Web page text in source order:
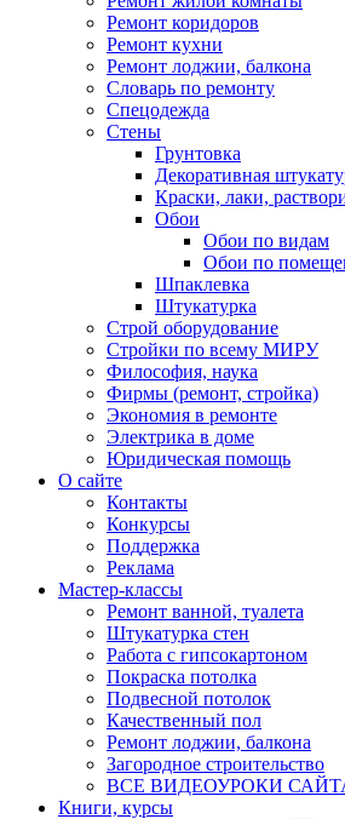
Ремонт коридоров
Ремонт кухни
Ремонт лоджии, балкона
Словарь по ремонту
Спецодежда
Стены
Грунтовка
Декоративная
Краски, лаки,
Обои
Обои по видам
Обои по
Шпаклевка
Штукатурка
Строй оборудование
Стройки по всему МИРУ
Философия, наука
Фирмы (ремонт, стройка)
Экономия в ремонте
Электрика в доме
Юридическая помощь
О сайте
Контакты
Конкурсы
Поддержка
Реклама
Мастер-классы
Ремонт ванной, туалета
Штукатурка стен
Работа с гипсокартоном
Покраска потолка
Подвесной потолок
Качественный пол
Ремонт лоджии, балкона
Загородное строительство
ВСЕ ВИДЕОУРОКИ
Книги, курсы